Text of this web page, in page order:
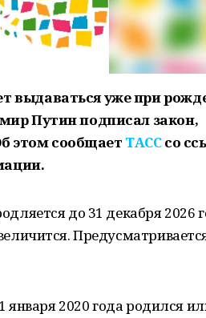
выдаваться уже при
Путин подписал закон,
этом сообщает ТАССсо
до 31 декабря 2026
января 2020 года родился